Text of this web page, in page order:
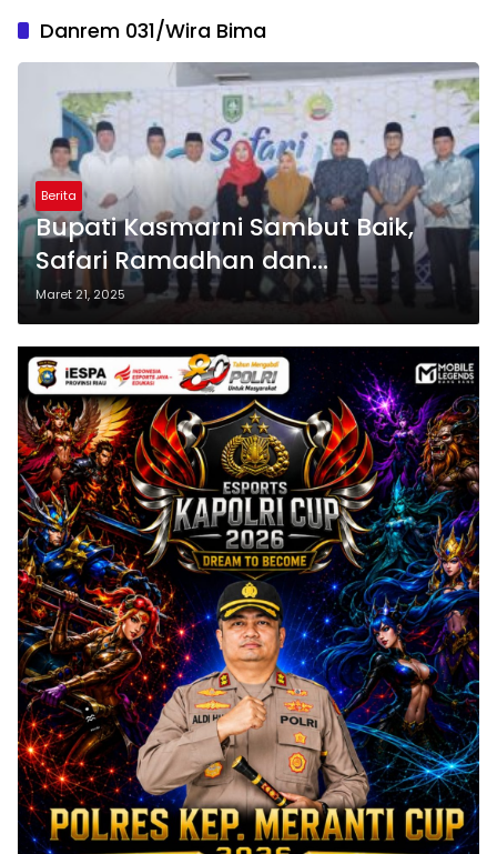
Danrem 031/Wira Bima
Berita
Bupati Kasmarni Sambut Baik,
Safari Ramadhan dan
Silaturahmi Danrem 031/Wira
Bima
Maret 21, 2025